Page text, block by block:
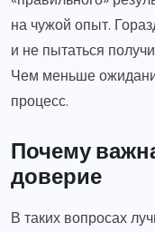
на чужой опыт.
и не пытаться
Чем меньше
процесс.
Почему
доверие
В таких вопросах